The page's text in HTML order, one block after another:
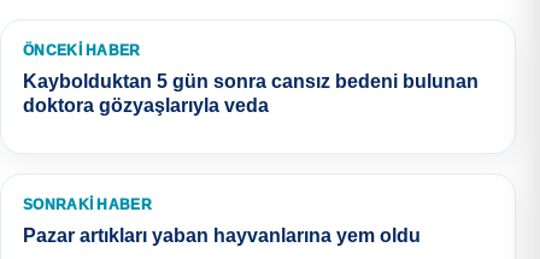
ÖNCEKI HABER
Kaybolduktan 5 gün sonra cansız bedeni bulunan
doktora gözyaşlarıyla veda
SONRAKI HABER
Pazar artıkları yaban hayvanlarına yem oldu